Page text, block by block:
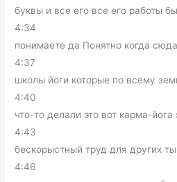
буквы и все его все его работы
4:34
понимаете да Понятно когда
4:37
школы йоги которые по всему
4:40
что-то делали это вот карма-йога
4:43
бескорыстный труд для других
4:46